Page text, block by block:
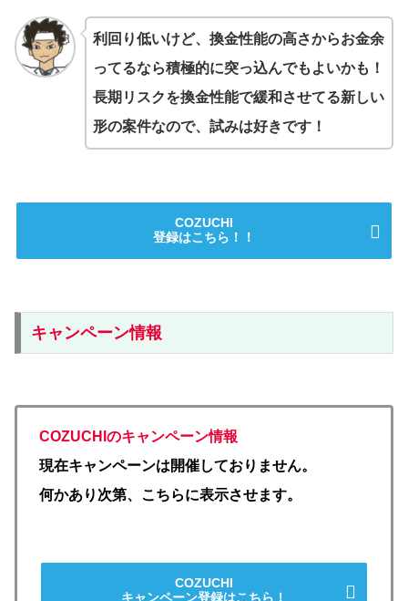
利回り低いけど、換金性能の高さからお金余
ってるなら積極的に突っ込んでもよいかも！
長期リスクを換金性能で緩和させてる新しい
形の案件なので、試みは好きです！
COZUCHI
登録はこちら！！
キャンペーン情報
COZUCHIのキャンペーン情報
現在キャンペーンは開催しておりません。
何かあり次第、こちらに表示させます。
COZUCHI
キャンペーン登録はこちら！